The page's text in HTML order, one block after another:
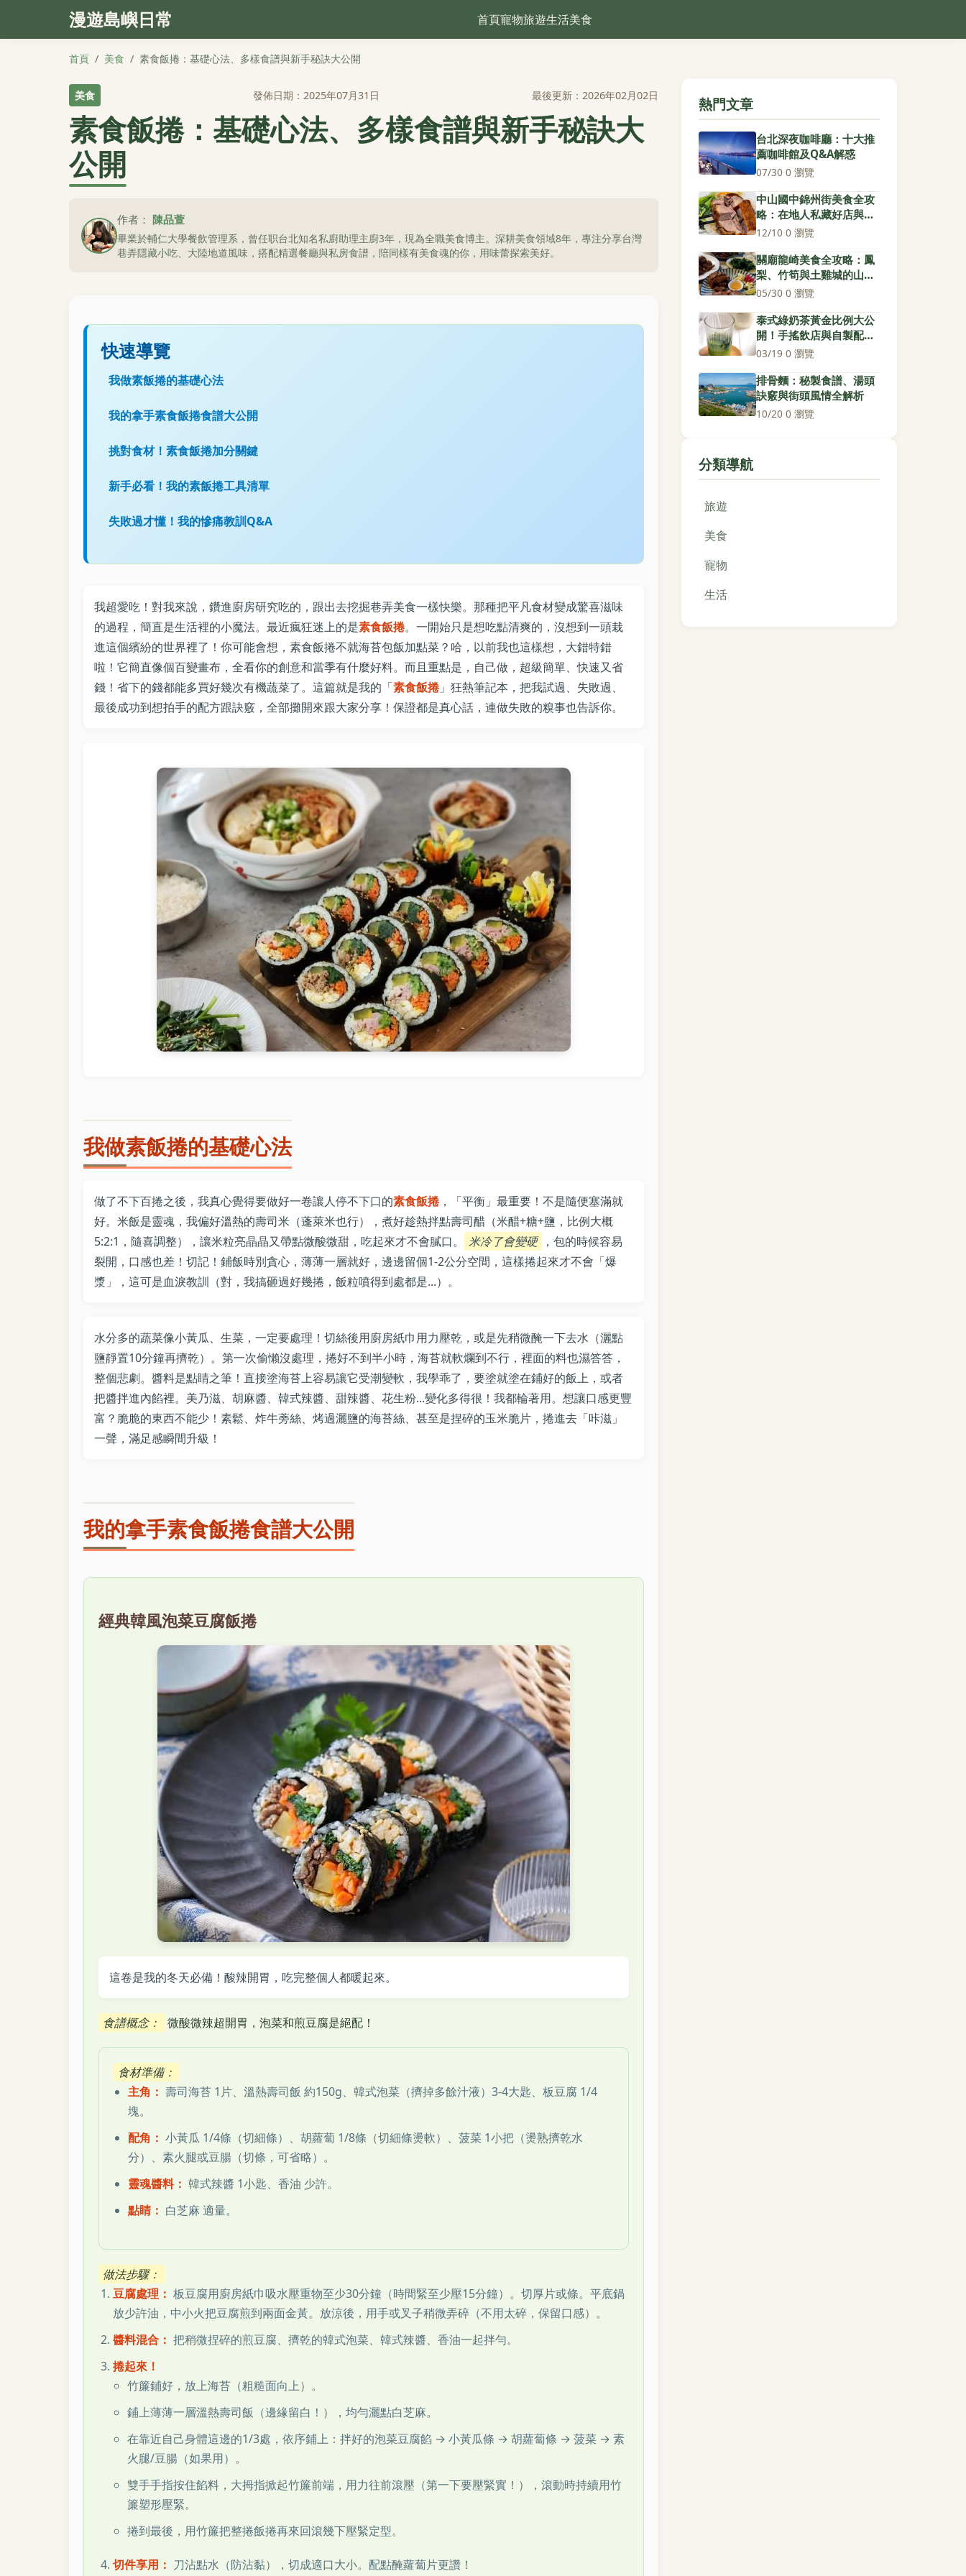
漫遊島嶼日常 首頁寵物旅遊生活美食
首頁 / 美食 / 素食飯捲：基礎心法、多樣食譜與新手秘訣大公開
美食 發佈日期：2025年07月31日 最後更新：2026年02月02日
素食飯捲：基礎心法、多樣食譜與新手秘訣大
公開
作者： 陳品萱
畢業於輔仁大學餐飲管理系，曾任职台北知名私廚助理主廚3年，現為全職美食博主。深耕美食領域8年，專注分享台灣
巷弄隱藏小吃、大陸地道風味，搭配精選餐廳與私房食譜，陪同樣有美食魂的你，用味蕾探索美好。
快速導覽
我做素飯捲的基礎心法
我的拿手素食飯捲食譜大公開
挑對食材！素食飯捲加分關鍵
新手必看！我的素飯捲工具清單
失敗過才懂！我的慘痛教訓Q&A
我超愛吃！對我來說，鑽進廚房研究吃的，跟出去挖掘巷弄美食一樣快樂。那種把平凡食材變成驚喜滋味
的過程，簡直是生活裡的小魔法。最近瘋狂迷上的是素食飯捲。一開始只是想吃點清爽的，沒想到一頭栽
進這個繽紛的世界裡了！你可能會想，素食飯捲不就海苔包飯加點菜？哈，以前我也這樣想，大錯特錯
啦！它簡直像個百變畫布，全看你的創意和當季有什麼好料。而且重點是，自己做，超級簡單、快速又省
錢！省下的錢都能多買好幾次有機蔬菜了。這篇就是我的「素食飯捲 」狂熱筆記本，把我試過、失敗過、
最後成功到想拍手的配方跟訣竅，全部攤開來跟大家分享！保證都是真心話，連做失敗的糗事也告訴你。
我做素飯捲的基礎心法
做了不下百捲之後，我真心覺得要做好一卷讓人停不下口的素食飯捲 ，「平衡」最重要！不是隨便塞滿就
好。米飯是靈魂，我偏好溫熱的壽司米（蓬萊米也行），煮好趁熱拌點壽司醋（米醋+糖+鹽，比例大概
5:2:1，隨喜調整），讓米粒亮晶晶又帶點微酸微甜，吃起來才不會膩口。
米冷了會變硬 ，包的時候容易
裂開，口感也差！切記！鋪飯時別貪心，薄薄一層就好，邊邊留個1-2公分空間，這樣捲起來才不會「爆
漿」，這可是血淚教訓（對，我搞砸過好幾捲，飯粒噴得到處都是...）。
水分多的蔬菜像小黃瓜、生菜，一定要處理！切絲後用廚房紙巾用力壓乾，或是先稍微醃一下去水（灑點
鹽靜置10分鐘再擠乾）。第一次偷懶沒處理，捲好不到半小時，海苔就軟爛到不行，裡面的料也濕答答，
整個悲劇。醬料是點睛之筆！直接塗海苔上容易讓它受潮變軟，我學乖了，要塗就塗在鋪好的飯上，或者
把醬拌進內餡裡。美乃滋、胡麻醬、韓式辣醬、甜辣醬、花生粉...變化多得很！我都輪著用。想讓口感更豐
富？脆脆的東西不能少！素鬆、炸牛蒡絲、烤過灑鹽的海苔絲、甚至是捏碎的玉米脆片，捲進去「咔滋」
一聲，滿足感瞬間升級！
我的拿手素食飯捲食譜大公開
經典韓風泡菜豆腐飯捲
這卷是我的冬天必備！酸辣開胃，吃完整個人都暖起來。
食譜概念： 微酸微辣超開胃，泡菜和煎豆腐是絕配！
食材準備：
主角： 壽司海苔 1片、溫熱壽司飯 約150g、韓式泡菜（擠掉多餘汁液）3-4大匙、板豆腐 1/4
塊。
配角： 小黃瓜 1/4條（切細條）、胡蘿蔔 1/8條（切細條燙軟）、菠菜 1小把（燙熟擠乾水
分）、素火腿或豆腸（切條，可省略）。
靈魂醬料： 韓式辣醬 1小匙、香油 少許。
點睛： 白芝麻 適量。
做法步驟：
豆腐處理： 板豆腐用廚房紙巾吸水壓重物至少30分鐘（時間緊至少壓15分鐘）。切厚片或條。平底鍋
放少許油，中小火把豆腐煎到兩面金黃。放涼後，用手或叉子稍微弄碎（不用太碎，保留口感）。
醬料混合： 把稍微捏碎的煎豆腐、擠乾的韓式泡菜、韓式辣醬、香油一起拌勻。
捲起來！
竹簾鋪好，放上海苔（粗糙面向上）。
鋪上薄薄一層溫熱壽司飯（邊緣留白！），均勻灑點白芝麻。
在靠近自己身體這邊的1/3處，依序鋪上：拌好的泡菜豆腐餡 → 小黃瓜條 → 胡蘿蔔條 → 菠菜 → 素
火腿/豆腸（如果用）。
雙手手指按住餡料，大拇指掀起竹簾前端，用力往前滾壓（第一下要壓緊實！），滾動時持續用竹
簾塑形壓緊。
捲到最後，用竹簾把整捲飯捲再來回滾幾下壓緊定型。
切件享用： 刀沾點水（防沾黏），切成適口大小。配點醃蘿蔔片更讚！
熱門文章
台北深夜咖啡廳：十大推
薦咖啡館及Q&A解惑
07/30·0 瀏覽
中山國中錦州街美食全攻
略：在地人私藏好店與必
吃清單
12/10·0 瀏覽
關廟龍崎美食全攻略：鳳
梨、竹筍與土雞城的山城
饗宴
05/30·0 瀏覽
泰式綠奶茶黃金比例大公
開！手搖飲店與自製配方
一次掌握
03/19·0 瀏覽
排骨麵：秘製食譜、湯頭
訣竅與街頭風情全解析
10/20·0 瀏覽
分類導航
旅遊
美食
寵物
生活